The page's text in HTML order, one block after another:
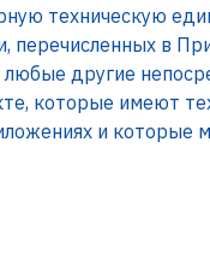
техническую
перечисленных в
другие
которые имеют
и которые